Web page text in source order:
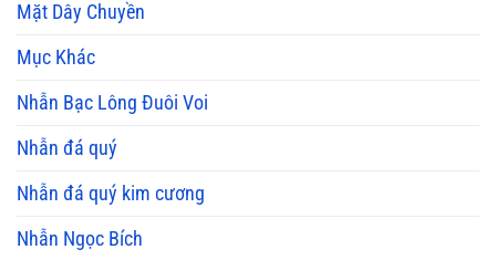
Mặt Dây Chuyền
Mục Khác
Nhẫn Bạc Lông Đuôi Voi
Nhẫn đá quý
Nhẫn đá quý kim cương
Nhẫn Ngọc Bích